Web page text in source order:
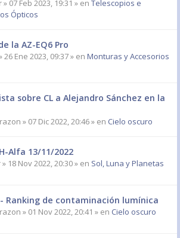
» 07 Feb 2023, 19:31 » en Telescopios e
Ópticos
la AZ-EQ6 Pro
26 Ene 2023, 09:37 » en Monturas y Accesorios
sobre CL a Alejandro Sánchez en la
» 07 Dic 2022, 20:46 » en Cielo oscuro
Alfa 13/11/2022
» 18 Nov 2022, 20:30 » en Sol, Luna y Planetas
Ranking de contaminación lumínica
» 01 Nov 2022, 20:41 » en Cielo oscuro